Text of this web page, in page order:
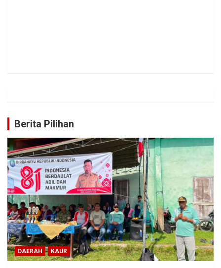
Berita Pilihan
DAERAH KAUR